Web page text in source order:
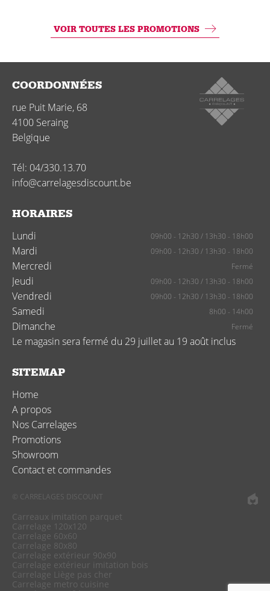
VOIR TOUTES LES PROMOTIONS
COORDONNÉES
rue Puit Marie, 68
4100 Seraing
Belgique
Tél: 04/330.13.70
info@carrelagesdiscount.be
HORAIRES
Lundi 09h00 - 12h30 / 13h30 - 18h00
Mardi 09h00 - 12h30 / 13h30 - 18h00
Mercredi Fermé
Jeudi 09h00 - 12h30 / 13h30 - 18h00
Vendredi 09h00 - 12h30 / 13h30 - 18h00
Samedi 8h00 - 14h00
Dimanche Fermé
Le magasin sera fermé du 29 juillet au 19 août inclus
SITEMAP
Home
A propos
Nos Carrelages
Promotions
Showroom
Contact et commandes
© CARRELAGES DISCOUNT
Carreaux imitation parquet
Carrelage 120x120
Carrelage 60x60
Carrelage 80x80
Carrelage extérieur 90x90
Carrelage extérieur imitation bois
Carrelage Liège pas cher
Carrelage metro cuisine